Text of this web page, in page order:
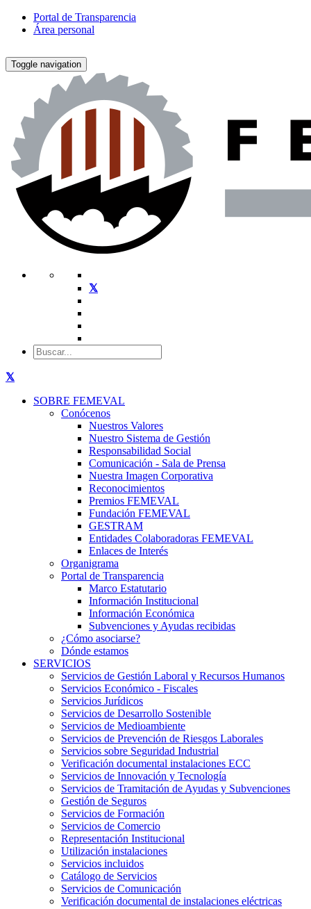
Portal de Transparencia
Área personal
Toggle navigation
SOBRE FEMEVAL
Conócenos
Nuestros Valores
Nuestro Sistema de Gestión
Responsabilidad Social
Comunicación - Sala de Prensa
Nuestra Imagen Corporativa
Reconocimientos
Premios FEMEVAL
Fundación FEMEVAL
GESTRAM
Entidades Colaboradoras FEMEVAL
Enlaces de Interés
Organigrama
Portal de Transparencia
Marco Estatutario
Información Institucional
Información Económica
Subvenciones y Ayudas recibidas
¿Cómo asociarse?
Dónde estamos
SERVICIOS
Servicios de Gestión Laboral y Recursos Humanos
Servicios Económico - Fiscales
Servicios Jurídicos
Servicios de Desarrollo Sostenible
Servicios de Medioambiente
Servicios de Prevención de Riesgos Laborales
Servicios sobre Seguridad Industrial
Verificación documental instalaciones ECC
Servicios de Innovación y Tecnología
Servicios de Tramitación de Ayudas y Subvenciones
Gestión de Seguros
Servicios de Formación
Servicios de Comercio
Representación Institucional
Utilización instalaciones
Servicios incluidos
Catálogo de Servicios
Servicios de Comunicación
Verificación documental de instalaciones eléctricas